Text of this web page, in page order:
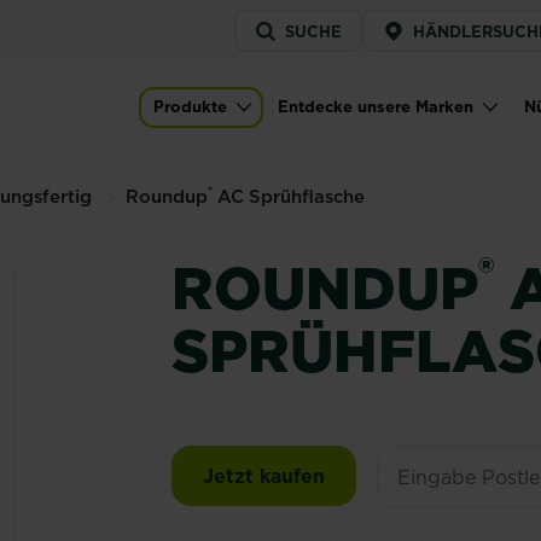
Service
menu
SUCHE
Main navigation
Produkte Entdecke unsere Marken
Roundup® AC Sprühflasche
ROUNDUP®
Jetzt kaufen Roundup® AC